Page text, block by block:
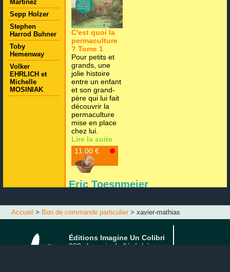
Martinez
Sepp Holzer
Stephen
Harrod Buhner
Toby
Hemenway
Volker
EHRLICH et
Michelle
MOSINIAK
C'est quoi la
permaculture
? Tome 1
Pour petits et
grands, une
jolie histoire
entre un enfant
et son grand-
père qui lui fait
découvrir la
permaculture
mise en place
chez lui.
Lire la suite
11.00 €
Eric Toesnmeier
Accueil > Bon de commande particulier> xavier-mathias
Éditions Imagine Un Colibri
980 chemain de l'évêché